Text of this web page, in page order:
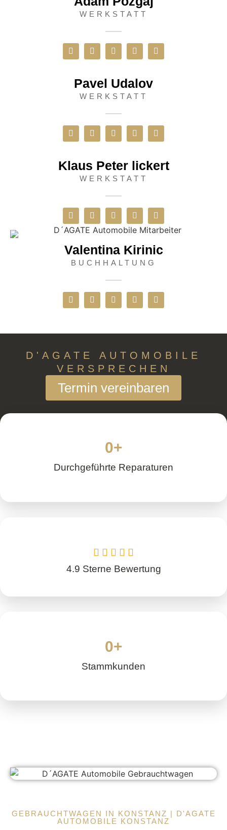
WERKSTATT
Pavel Udalov
WERKSTATT
Klaus Peter lickert
WERKSTATT
Valentina Kirinic
BUCHHALTUNG
D'AGATE AUTOMOBILE
VERSPRECHEN
Termin vereinbaren
Durchgeführte Reparaturen
0+
    
4.9 Sterne Bewertung
Stammkunden
0+
GEBRAUCHTWAGEN IN KONSTANZ | D'AGATE
AUTOMOBILE KONSTANZ